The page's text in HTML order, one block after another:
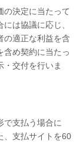
の決定に当たって
は協議に応じ、
の適正な利益を含
含め契約に当たっ
・交付を行いま
で支払う場合に
、支払サイトを60